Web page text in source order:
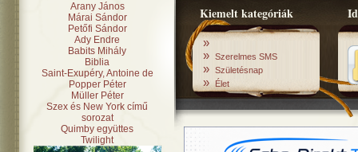
Kiemelt kategóriák
»
» Szerelmes SMS
» Születésnap
» Élet
Arany János
Márai Sándor
Petőfi Sándor
Ady Endre
Babits Mihály
Biblia
Saint-Exupéry, Antoine de
Popper Péter
Müller Péter
Szex és New York című
sorozat
Quimby együttes
Twilight